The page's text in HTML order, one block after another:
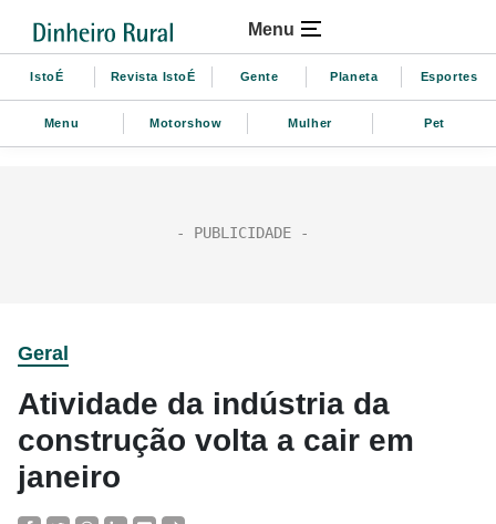
Menu
IstoÉ Revista IstoÉ Gente Planeta Esportes
Menu Motorshow Mulher Pet
Geral
Atividade da indústria da
construção volta a cair em
janeiro